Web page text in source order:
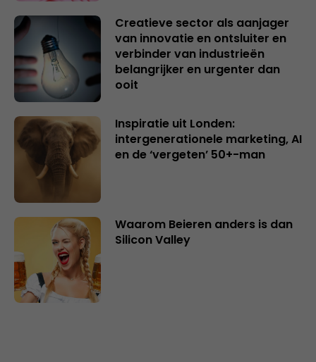
Creatieve sector als aanjager
van innovatie en ontsluiter en
verbinder van industrieën
belangrijker en urgenter dan
ooit
Inspiratie uit Londen:
intergenerationele marketing, AI
en de ‘vergeten’ 50+-man
Waarom Beieren anders is dan
Silicon Valley